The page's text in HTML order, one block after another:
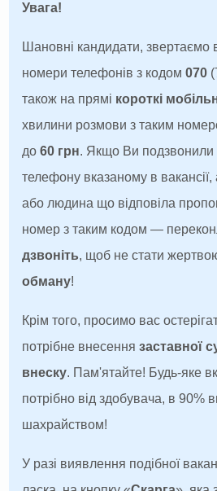
Увага!
Шановні кандидати, звертаємо
номери телефонів з кодом070
також на прямі короткі
хвилини розмови з таким
до60 грн. Якщо Ви подзвонили
телефону вказаному в вакансії,
або людина що відповіла
номер з таким кодом —
дзвоніть, щоб не стати
обману!
Крім того, просимо вас
потрібне внесеннязаставної
внеску. Пам'ятайте! Будь-яке
потрібно від здобувача, в 90%
шахрайством!
У разі виявлення подібної